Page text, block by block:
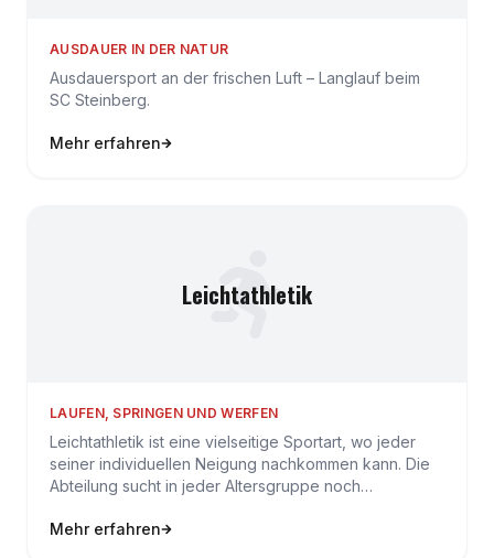
AUSDAUER IN DER NATUR
Ausdauersport an der frischen Luft – Langlauf beim
SC Steinberg.
Mehr erfahren
Leichtathletik
LAUFEN, SPRINGEN UND WERFEN
Leichtathletik ist eine vielseitige Sportart, wo jeder
seiner individuellen Neigung nachkommen kann. Die
Abteilung sucht in jeder Altersgruppe noch
Mehr erfahren